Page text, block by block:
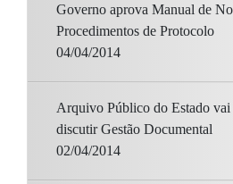
Governo aprova Manual de
Procedimentos de Protocolo
04/04/2014
Arquivo Público do Estado vai
discutir Gestão Documental
02/04/2014